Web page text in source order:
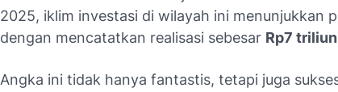
2025, iklim investasi di wilayah ini menunjukkan
dengan mencatatkan realisasi sebesar Rp7 triliun
Angka ini tidak hanya fantastis, tetapi juga